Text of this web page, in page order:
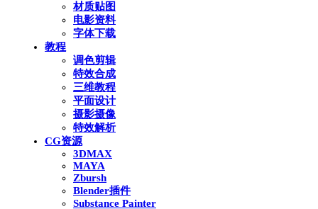
材质贴图
电影资料
字体下载
教程
调色剪辑
特效合成
三维教程
平面设计
摄影摄像
特效解析
CG资源
3DMAX
MAYA
Zbursh
Blender插件
Substance Painter